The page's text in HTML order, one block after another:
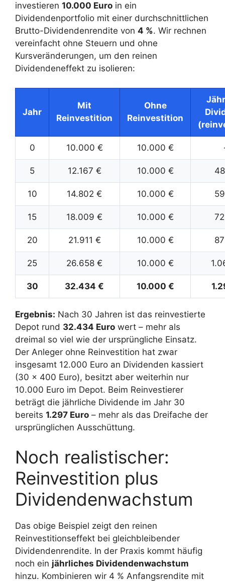
investieren 10.000 Euro in ein
Dividendenportfolio mit einer durchschnittlichen
Brutto-Dividendenrendite von 4 %. Wir rechnen
vereinfacht ohne Steuern und ohne
Kursveränderungen, um den reinen
Dividendeneffekt zu isolieren:
Jahr
Mit
Reinvestition
Ohne
Reinvestition
0 10.000 € 10.000 €
5 12.167 € 10.000 €
10 14.802 € 10.000 €
15 18.009 € 10.000 €
20 21.911 € 10.000 €
25 26.658 € 10.000 €
30 32.434 € 10.000 €
Ergebnis: Nach 30 Jahren ist das reinvestierte
Depot rund 32.434 Euro wert – mehr als
dreimal so viel wie der ursprüngliche Einsatz.
Der Anleger ohne Reinvestition hat zwar
insgesamt 12.000 Euro an Dividenden kassiert
(30 × 400 Euro), besitzt aber weiterhin nur
10.000 Euro im Depot. Beim Reinvestierer
beträgt die jährliche Dividende im Jahr 30
bereits 1.297 Euro – mehr als das Dreifache der
ursprünglichen Ausschüttung.
Noch realistischer:
Reinvestition plus
Dividendenwachstum
Das obige Beispiel zeigt den reinen
Reinvestitionseffekt bei gleichbleibender
Dividendenrendite. In der Praxis kommt häufig
noch ein jährliches Dividendenwachstum
hinzu. Kombinieren wir 4 % Anfangsrendite mit